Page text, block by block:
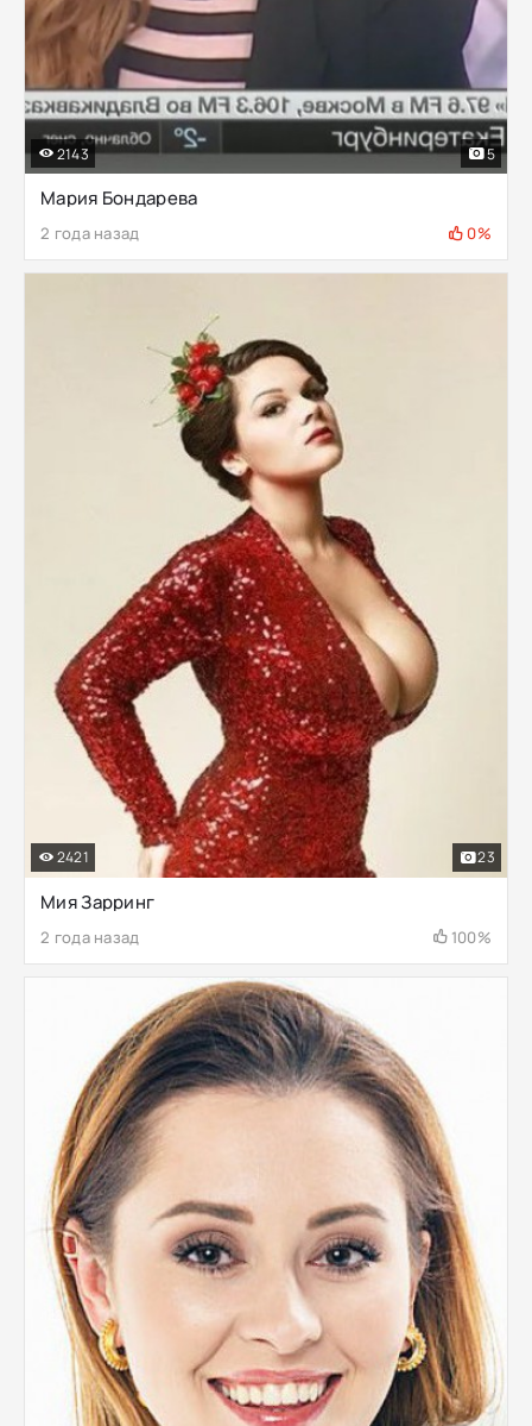
Мария Бондарева
2 года назад 0%
2143 5
Мия Зарринг
2 года назад 100%
2421 23